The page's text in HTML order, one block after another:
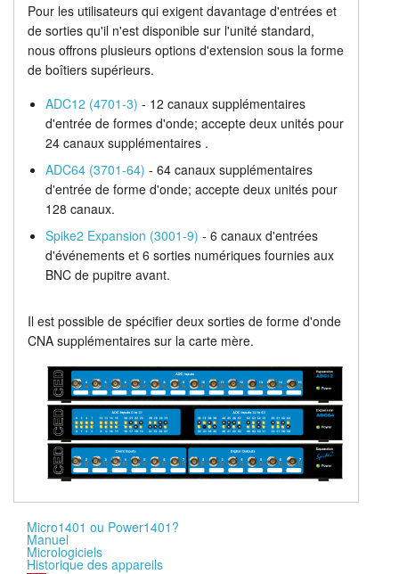
Tutoriels
Assistance
Revendeurs
Unités d'extension
Pour les utilisateurs qui exigent davantage d'entrées et
de sorties qu'il n'est disponible sur l'unité standard,
nous offrons plusieurs options d'extension sous la forme
de boîtiers supérieurs.
ADC12 (4701-3) - 12 canaux supplémentaires
d'entrée de formes d'onde; accepte deux unités pour
24 canaux supplémentaires .
ADC64 (3701-64) - 64 canaux supplémentaires
d'entrée de forme d'onde; accepte deux unités pour
128 canaux.
Spike2 Expansion (3001-9) - 6 canaux d'entrées
d'événements et 6 sorties numériques fournies aux
BNC de pupitre avant.
Il est possible de spécifier deux sorties de forme d'onde
CNA supplémentaires sur la carte mère.
Micro1401 ou Power1401?
Manuel
Micrologiciels
Historique des appareils